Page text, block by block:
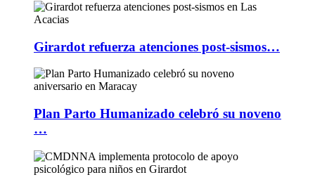
Girardot refuerza atenciones post-sismos…
Plan Parto Humanizado celebró su noveno
…